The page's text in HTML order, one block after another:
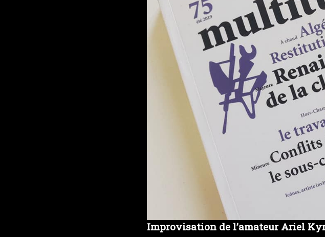
Improvisation de l’amateur Ariel